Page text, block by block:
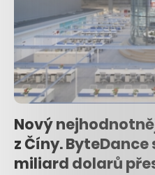
Nový
z Číny.
miliard dolarů